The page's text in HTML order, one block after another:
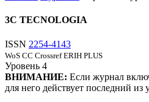
3C TECNOLOGIA
ISSN 2254-4143
WoS CC Crossref ERIH PLUS
Уровень 4
ВНИМАНИЕ: Если журнал
для него действует последний